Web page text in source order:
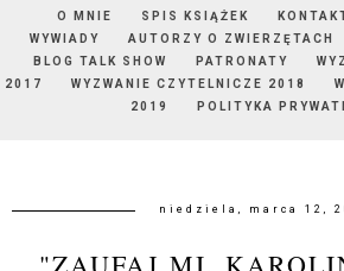
O MNIE SPIS KSIĄŻEK
WYWIADY
AUTORZY O ZWIERZĘTACH
BLOG TALK SHOW
PATRONATY
2017
WYZWANIE CZYTELNICZE 2018
2019
POLITYKA
niedziela, marca 12,